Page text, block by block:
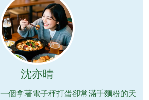
沈亦晴
個拿著電子秤打蛋卻常滿手麵粉的天